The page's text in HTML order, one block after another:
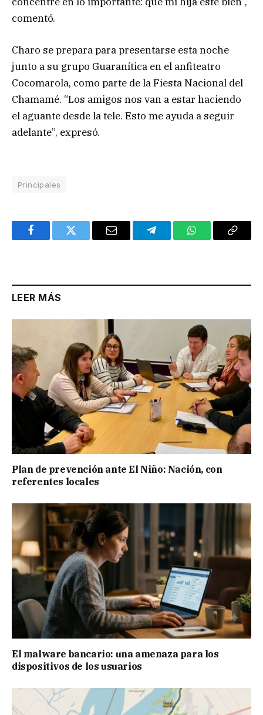
comentó.
Charo se prepara para presentarse esta noche
junto a su grupo Guaranítica en el anfiteatro
Cocomarola, como parte de la Fiesta Nacional del
Chamamé. “Los amigos nos van a estar haciendo
el aguante desde la tele. Esto me ayuda a seguir
adelante”, expresó.
Principales
FacebookTwitter Email TelegramWhatsAppCopy
LEER MÁS
Plan de prevención ante El Niño: Nación, con
referentes locales
El malware bancario: una amenaza para los
dispositivos de los usuarios